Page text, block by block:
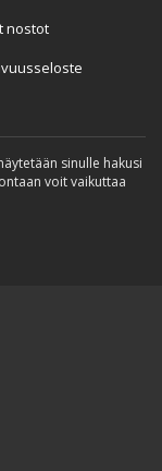
nostot
sinulle hakusi
voit vaikuttaa